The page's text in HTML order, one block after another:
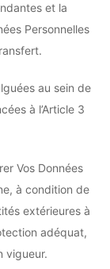
et la
Personnelles
au sein de
à l’Article 3
Vos Données
à condition de
extérieures à
adéquat,
vigueur.